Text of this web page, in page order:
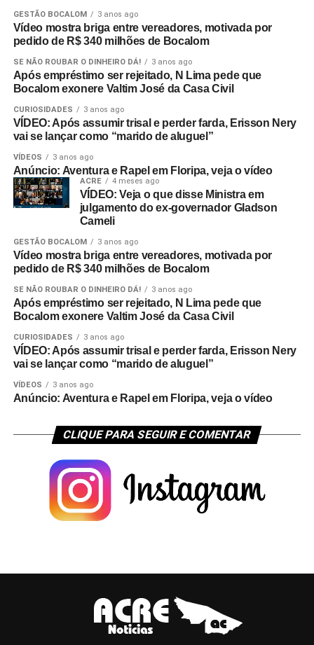
GESTÃO BOCALOM 3 anos ago
Vídeo mostra briga entre vereadores, motivada por
pedido de R$ 340 milhões de Bocalom
SE NÃO ROUBAR O DINHEIRO DÁ! 3 anos ago
Após empréstimo ser rejeitado, N Lima pede que
Bocalom exonere Valtim José da Casa Civil
CURIOSIDADES 3 anos ago
VÍDEO: Após assumir trisal e perder farda, Erisson Nery
vai se lançar como “marido de aluguel”
VÍDEOS 3 anos ago
Anúncio: Aventura e Rapel em Floripa, veja o vídeo
ACRE 4 meses ago
VÍDEO: Veja o que disse Ministra em
julgamento do ex-governador Gladson
Cameli
GESTÃO BOCALOM 3 anos ago
Vídeo mostra briga entre vereadores, motivada por
pedido de R$ 340 milhões de Bocalom
SE NÃO ROUBAR O DINHEIRO DÁ! 3 anos ago
Após empréstimo ser rejeitado, N Lima pede que
Bocalom exonere Valtim José da Casa Civil
CURIOSIDADES 3 anos ago
VÍDEO: Após assumir trisal e perder farda, Erisson Nery
vai se lançar como “marido de aluguel”
VÍDEOS 3 anos ago
Anúncio: Aventura e Rapel em Floripa, veja o vídeo
CLIQUE PARA SEGUIR E COMENTAR